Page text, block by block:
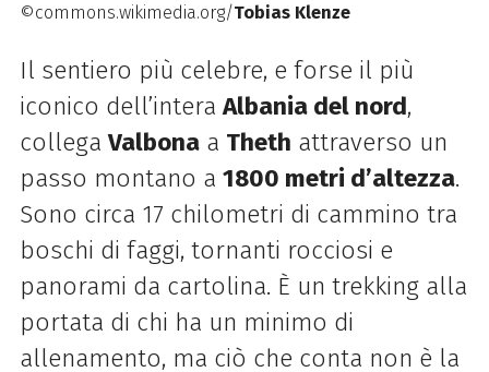
©commons.wikimedia.org/Tobias Klenze
Il sentiero più celebre, e forse il più
iconico dell’interaAlbania del nord,
collegaValbonaa Theth attraverso un
passo montano a 1800 metri d’altezza.
Sono circa 17 chilometri di cammino tra
boschi di faggi, tornanti rocciosi e
panorami da cartolina. È un trekking alla
portata di chi ha un minimo di
allenamento, ma ciò che conta non è la